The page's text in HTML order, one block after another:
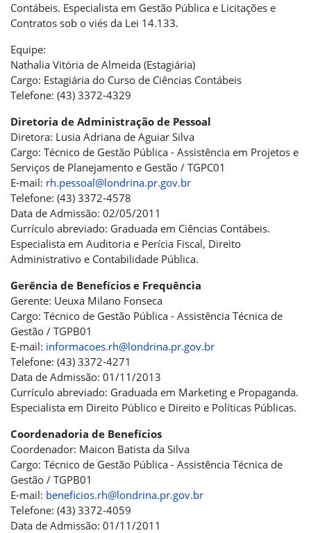
Contábeis. Especialista em Gestão Pública e Licitações e
Contratos sob o viés da Lei 14.133.
Equipe:
Nathalia Vitória de Almeida (Estagiária)
Cargo: Estagiária do Curso de Ciências Contábeis
Telefone: (43) 3372-4329
Diretoria de Administração de Pessoal
Diretora: Lusia Adriana de Aguiar Silva
Cargo: Técnico de Gestão Pública - Assistência em Projetos e
Serviços de Planejamento e Gestão / TGPC01
E-mail: rh.pessoal@londrina.pr.gov.br
Telefone: (43) 3372-4578
Data de Admissão: 02/05/2011
Currículo abreviado: Graduada em Ciências Contábeis.
Especialista em Auditoria e Perícia Fiscal, Direito
Administrativo e Contabilidade Pública.
Gerência de Benefícios e Frequência
Gerente: Ueuxa Milano Fonseca
Cargo: Técnico de Gestão Pública - Assistência Técnica de
Gestão / TGPB01
E-mail: informacoes.rh@londrina.pr.gov.br
Telefone: (43) 3372-4271
Data de Admissão: 01/11/2013
Currículo abreviado: Graduada em Marketing e Propaganda.
Especialista em Direito Público e Direito e Políticas Públicas.
Coordenadoria de Benefícios
Coordenador: Maicon Batista da Silva
Cargo: Técnico de Gestão Pública - Assistência Técnica de
Gestão / TGPB01
E-mail: beneficios.rh@londrina.pr.gov.br
Telefone: (43) 3372-4059
Data de Admissão: 01/11/2011